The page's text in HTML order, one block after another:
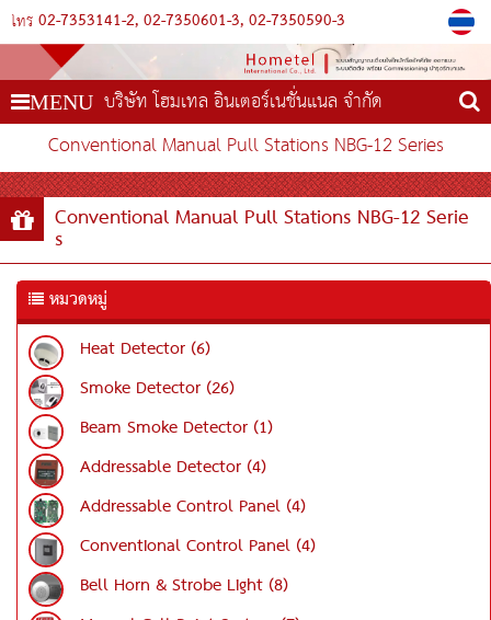
โทร 02-7353141-2 02-7350601-3 02-7350590-3
MENU บริษัท โฮมเทล อินเตอร์เนชั่นแนล จำกัด
Conventional Manual Pull Stations NBG-12 Series
Conventional Manual Pull Stations NBG-12 Serie
s
หมวดหมู่
Heat Detector (6)
Smoke Detector (26)
Beam Smoke Detector (1)
Addressable Detector (4)
Addressable Control Panel (4)
Conventional Control Panel (4)
Bell Horn & Strobe Light (8)